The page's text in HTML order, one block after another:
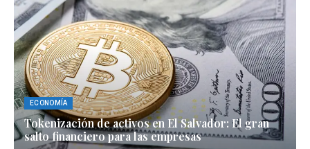
ECONOMÍA
Tokenización de activos en El Salvador: El gran
salto financiero para las empresas